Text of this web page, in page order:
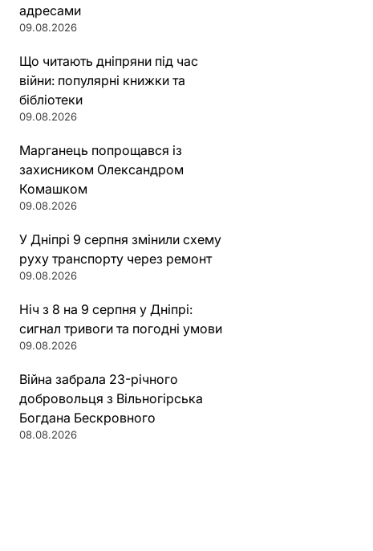
адресами
09.08.2026
Що читають дніпряни під час
війни: популярні книжки та
бібліотеки
09.08.2026
Марганець попрощався із
захисником Олександром
Комашком
09.08.2026
У Дніпрі 9 серпня змінили схему
руху транспорту через ремонт
09.08.2026
Ніч з 8 на 9 серпня у Дніпрі:
сигнал тривоги та погодні умови
09.08.2026
Війна забрала 23-річного
добровольця з Вільногірська
Богдана Бескровного
08.08.2026